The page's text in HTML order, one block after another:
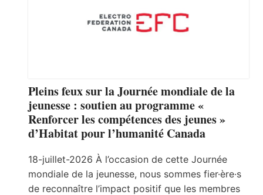
Pleins feux sur la Journée mondiale de la
jeunesse : soutien au programme «
Renforcer les compétences des jeunes »
d’Habitat pour l’humanité Canada
18-juillet-2026 À l’occasion de cette Journée
mondiale de la jeunesse, nous sommes fier·ère·s
de reconnaître l’impact positif que les membres